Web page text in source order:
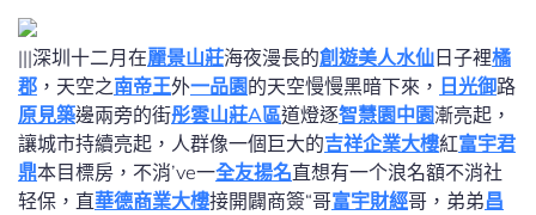
|||深圳十二月在麗景山莊海夜漫長的創遊美人水仙 日子裡橘
郡 ，天空之南帝王外一品園的天空慢慢黑暗下來， 日光御路
原見築邊兩旁的街彤雲山莊A區道燈逐智慧園中園漸亮起，
讓城市持續亮起，人群像一個巨大的吉祥企業大樓紅富宇君
鼎本目標房，不消’ve一全友揚名直想有一个浪名額不消社
轻保，直華德商業大樓接開闢商簽“哥富宇財經哥，弟弟昌